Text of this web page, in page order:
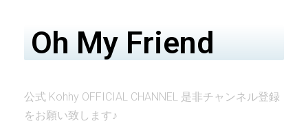
Oh My Friend
公式 Kohhy OFFICIAL CHANNEL 是非チャンネル登録
をお願い致します♪